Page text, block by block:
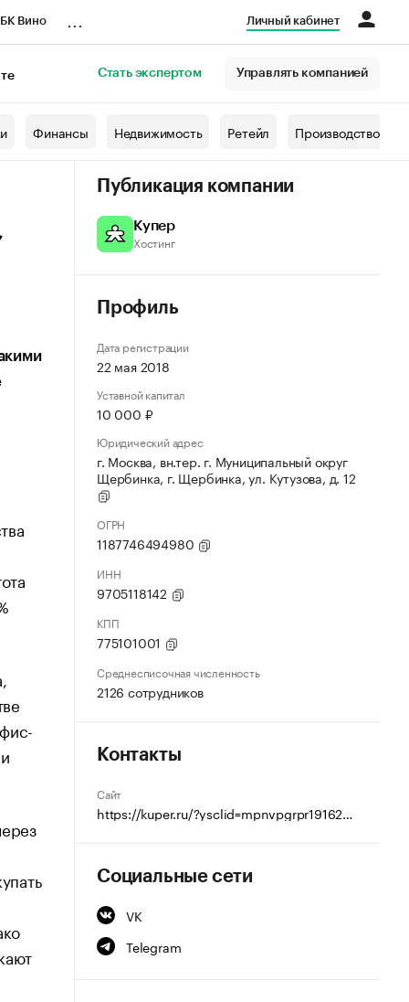
Вино Личный кабинет
Стать экспертом Управлять компанией
Финансы Недвижимость Ретейл Производство
Публикация компании
Купер
Хостинг
Профиль
Дата регистрации
22 мая 2018
Уставной капитал
10 000 ₽
Юридический адрес
г. Москва, вн.тер. г. Муниципальный округ
Щербинка, г. Щербинка, ул. Кутузова, д. 12
ОГРН
1187746494980
ИНН
9705118142
КПП
775101001
Среднесписочная численность
2126 сотрудников
Контакты
Сайт
https://kuper.ru/?ysclid=mpnvpgrpr1916291130
Социальные сети
VK
Telegram